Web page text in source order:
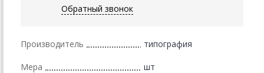
Обратный звонок
Производитель типография
Мера шт